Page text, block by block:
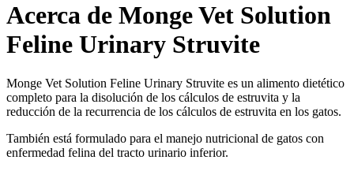
Acerca de Monge Vet Solution
Feline Urinary Struvite
Monge Vet Solution Feline Urinary Struvite es un alimento dietético
completo para la disolución de los cálculos de estruvita y la
reducción de la recurrencia de los cálculos de estruvita en los gatos.
También está formulado para el manejo nutricional de gatos con
enfermedad felina del tracto urinario inferior.